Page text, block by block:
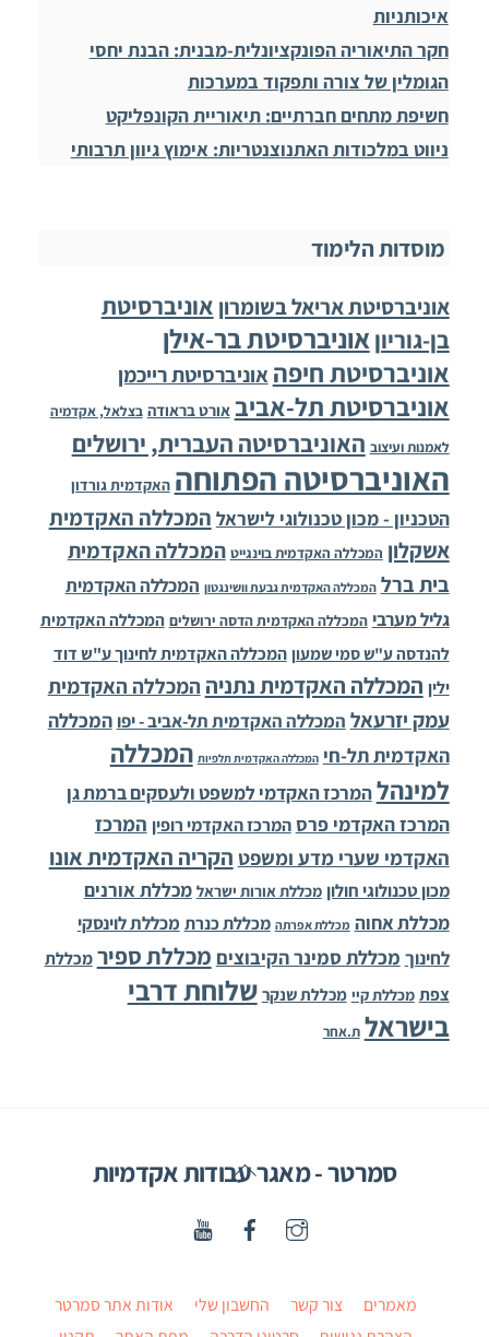
איכותניות
חקר התיאוריה הפונקציונלית-מבנית: הבנת יחסי
הגומלין של צורה ותפקוד במערכות
חשיפת מתחים חברתיים: תיאוריית הקונפליקט
ניווט במלכודות האתנוצנטריות: אימוץ גיוון תרבותי
מוסדות הלימוד
אוניברסיטת אריאל בשומרון אוניברסיטת
בן-גוריוןאוניברסיטת בר-אילן
אוניברסיטת חיפה אוניברסיטת רייכמן
אוניברסיטת תל-אביב אורט בראודה בצלאל, אקדמיה
לאמנות ועיצוב האוניברסיטה העברית, ירושלים
האוניברסיטה הפתוחה האקדמית גורדון
הטכניון - מכון טכנולוגי לישראל המכללה האקדמית
אשקלון המכללה האקדמית בוינגייט המכללה האקדמית
בית ברל המכללה האקדמית גבעת וושינגטון המכללה האקדמית
גליל מערבי המכללה האקדמית הדסה ירושלים המכללה האקדמית
להנדסה ע"ש סמי שמעון המכללה האקדמית לחינוך ע"ש דוד
ילין המכללה האקדמית נתניה המכללה האקדמית
עמק יזרעאל המכללה האקדמית תל-אביב - יפו המכללה
האקדמית תל-חי המכללה האקדמית תלפיות המכללה
למינהלהמרכז האקדמי למשפט ולעסקים ברמת גן
המרכז האקדמי פרס המרכז האקדמי רופין המרכז
האקדמי שערי מדע ומשפט הקריה האקדמית אונו
מכון טכנולוגי חולון מכללת אורות ישראל מכללת אורנים
מכללת אחוה מכללת אפרתה מכללת כנרת מכללת לוינסקי
לחינוך מכללת סמינר הקיבוצים מכללת ספיר מכללת
צפת מכללת קיי מכללת שנקר שלוחת דרבי
בישראל ת.אחר
Back
Top
סמרטר - מאגר עבודות אקדמיות
מאמרים צור קשר החשבון שלי
אודות אתר סמרטר